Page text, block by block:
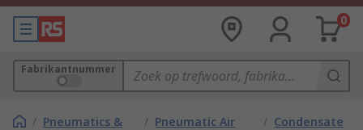
0
Fabrikantnummer
/ Pneumatics &
/ Pneumatic Air
/ Condensate